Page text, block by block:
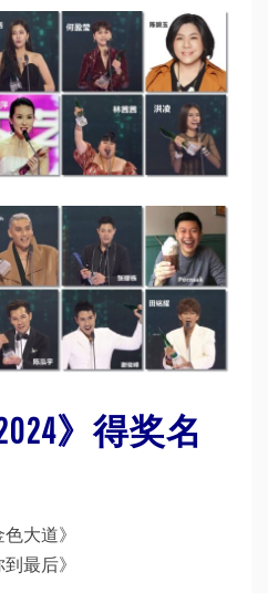
》得奖名
大道》
最后》